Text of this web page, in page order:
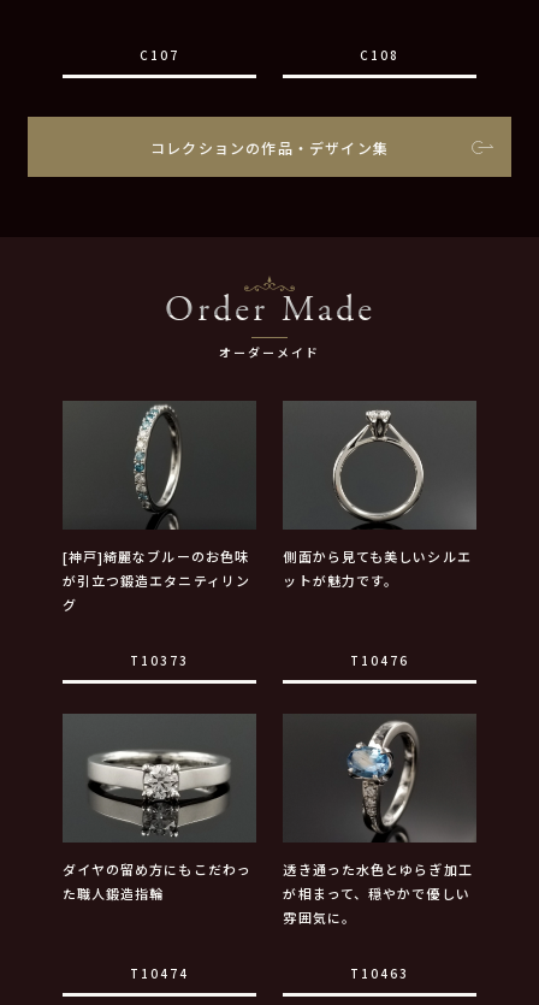
C107 C108
コレクションの作品・デザイン集
Order Made
オーダーメイド
[神戸]綺麗なブルーのお色味
が引立つ鍛造エタニティリン
グ
T10373
側面から見ても美しいシルエ
ットが魅力です。
T10476
ダイヤの留め方にもこだわっ
た職人鍛造指輪
T10474
透き通った水色とゆらぎ加工
が相まって、穏やかで優しい
雰囲気に。
T10463